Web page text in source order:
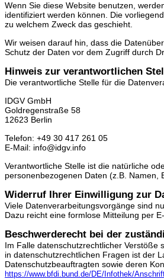
Wenn Sie diese Website benutzen,
identifiziert werden können. Die
zu welchem Zweck das geschieht.
Wir weisen darauf hin, dass die
Schutz der Daten vor dem Zugriff durch
Hinweis zur verantwortlichen
Die verantwortliche Stelle für die
IDGV GmbH
Goldregenstraße 58
12623 Berlin
Telefon: +49 30 417 261 05
E-Mail: info@idgv.info
Verantwortliche Stelle ist die natürliche
personenbezogenen Daten (z.B. Namen,
Widerruf Ihrer Einwilligung zur
Viele Datenverarbeitungsvorgänge sind
Dazu reicht eine formlose Mitteilung per
Beschwerderecht bei der
Im Falle datenschutzrechtlicher Verstöße
in datenschutzrechtlichen Fragen ist der
Datenschutzbeauftragten sowie deren
https://www.bfdi.bund.de/DE/Infothek/